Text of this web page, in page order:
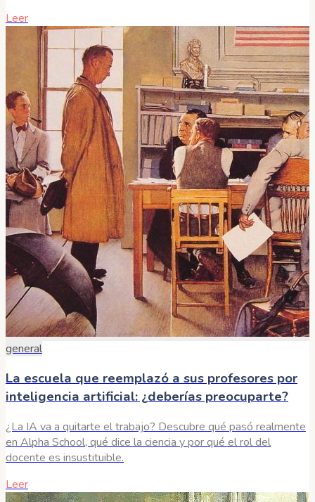
Leer
general
La escuela que reemplazó a sus profesores por
inteligencia artificial: ¿deberías preocuparte?
¿La IA va a quitarte el trabajo? Descubre qué pasó realmente
en Alpha School, qué dice la ciencia y por qué el rol del
docente es insustituible.
Leer